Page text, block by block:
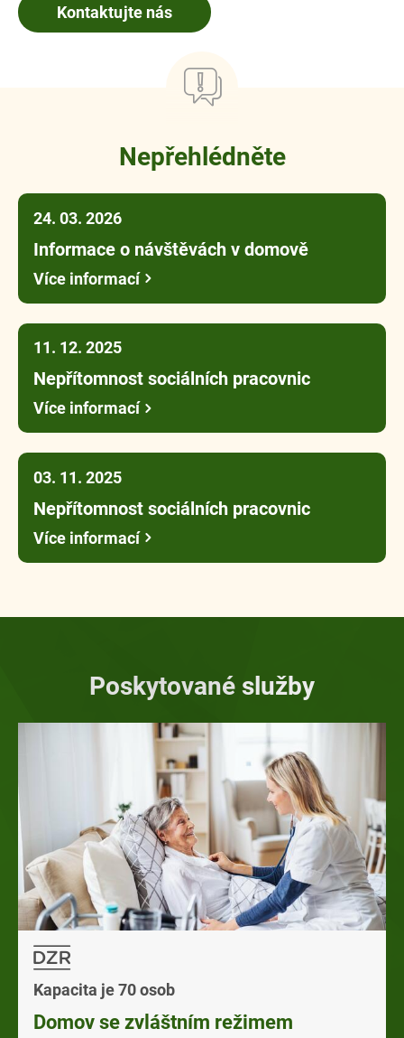
Kontaktujte nás
Nepřehlédněte
24. 03. 2026
Informace o návštěvách v domově
Více informací
11. 12. 2025
Nepřítomnost sociálních pracovnic
Více informací
03. 11. 2025
Nepřítomnost sociálních pracovnic
Více informací
Poskytované služby
Kapacita je 70 osob
Domov se zvláštním režimem